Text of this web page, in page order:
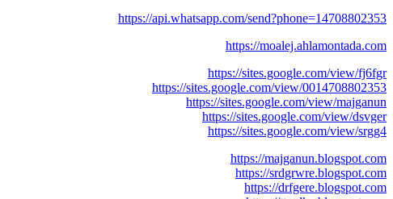
https://api.whatsapp.com/send?phone=14708802353
https://moalej.ahlamontada.com
https://sites.google.com/view/fj6fgr
https://sites.google.com/view/0014708802353
https://sites.google.com/view/majganun
https://sites.google.com/view/dsvger
https://sites.google.com/view/srgg4
https://majganun.blogspot.com
https://srdgrwre.blogspot.com
https://drfgere.blogspot.com